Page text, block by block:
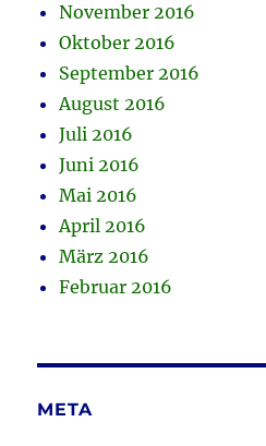
November 2016
Oktober 2016
September 2016
August 2016
Juli 2016
Juni 2016
Mai 2016
April 2016
März 2016
Februar 2016
META